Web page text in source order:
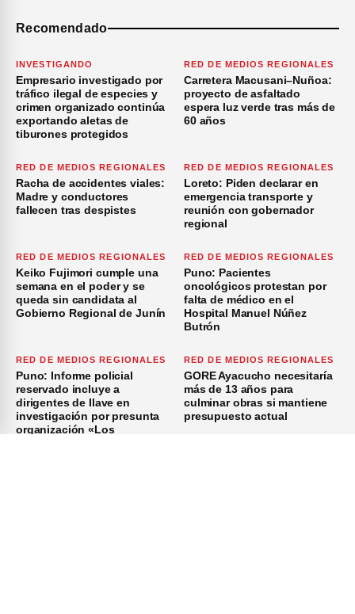
Recomendado
INVESTIGANDO
Empresario investigado por
tráfico ilegal de especies y
crimen organizado continúa
exportando aletas de
tiburones protegidos
RED DE MEDIOS REGIONALES
Carretera Macusani–Nuñoa:
proyecto de asfaltado
espera luz verde tras más de
60 años
RED DE MEDIOS REGIONALES
Racha de accidentes viales:
Madre y conductores
fallecen tras despistes
RED DE MEDIOS REGIONALES
Loreto: Piden declarar en
emergencia transporte y
reunión con gobernador
regional
RED DE MEDIOS REGIONALES
Keiko Fujimori cumple una
semana en el poder y se
queda sin candidata al
Gobierno Regional de Junín
RED DE MEDIOS REGIONALES
Puno: Pacientes
oncológicos protestan por
falta de médico en el
Hospital Manuel Núñez
Butrón
RED DE MEDIOS REGIONALES
Puno: Informe policial
reservado incluye a
dirigentes de Ilave en
investigación por presunta
organización «Los
RED DE MEDIOS REGIONALES
GORE Ayacucho necesitaría
más de 13 años para
culminar obras si mantiene
presupuesto actual